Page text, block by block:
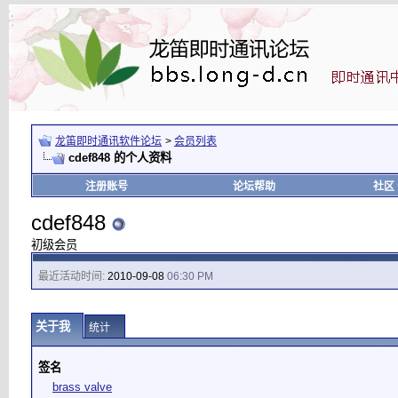
龙笛即时通讯软件论坛 > 会员列表
cdef848 的个人资料
注册账号 论坛帮助 社区
cdef848
初级会员
最近活动时间: 2010-09-08 06:30 PM
关于我 统计
签名
brass valve